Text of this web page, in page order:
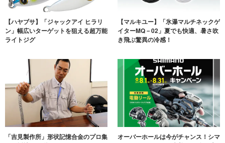
【ハヤブサ】「ジャックアイ ヒラリ
ン」幅広いターゲットを狙える超万能
ライトジグ
【マルキユー】「氷瀑マルチネックゲ
イターMQ－02」夏でも快適、暑さ吹
き飛ぶ驚異の冷感！
「吉見製作所」形状記憶合金のプロ集
オーバーホールは今がチャンス！シマ